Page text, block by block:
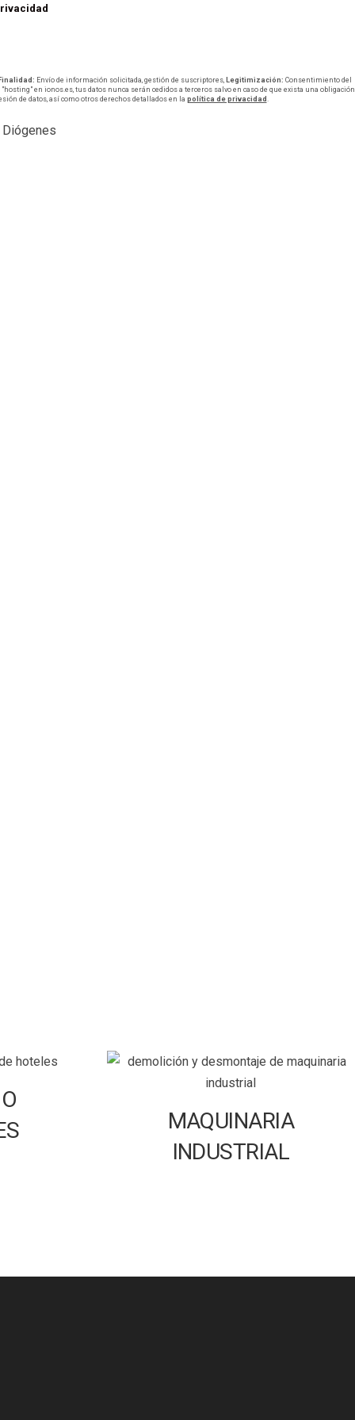
Envío de información solicitada, gestión de suscriptores, Legitimización: Consentimiento del
en ionos.es, tus datos nunca serán cedidos a terceros salvo en caso de que exista una obligación
de datos, así como otros derechos detallados en la política de privacidad
MAQUINARIA
INDUSTRIAL